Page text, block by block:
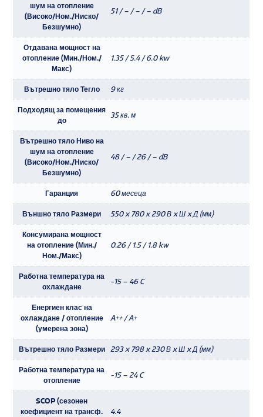
шум на отопление
(Високо/Ном./Ниско/
Безшумно)
51 / – / – / – dB
Отдавана мощност на
отопление (Мин./Ном./
Макс)
1.35 / 5.4 / 6.0 kw
Вътрешно тяло Тегло 9 кг
Подходящ за помещения
до
35 кв. м
Вътрешно тяло Ниво на
шум на отопление
(Високо/Ном./Ниско/
Безшумно)
48 / – / 26 / – dB
Гаранция 60 месеца
Външно тяло Размери 550 x 780 x 290 В x Ш x Д (мм)
Консумирана мощност
на отопление (Мин./
Ном./Макс)
0.26 / 1.5 / 1.8 kw
Работна температура на
охлаждане
-15 – 46 C
Енергиен клас на
охлаждане / отопление
(умерена зона)
A++ / A+
Вътрешно тяло Размери 293 x 798 x 230 В x Ш x Д (мм)
Работна температура на
отопление
-15 – 24 C
SCOP (сезонен
коефициент на трансф.
4.4